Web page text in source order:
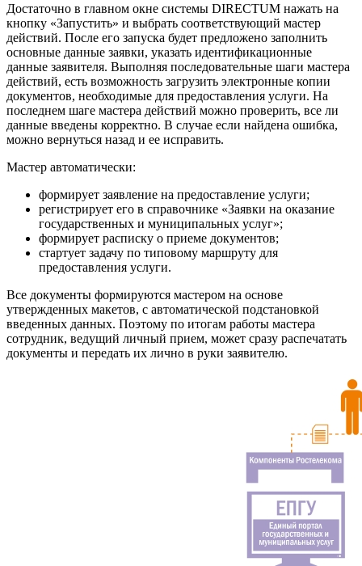
Достаточно в главном окне системы DIRECTUM нажать на
кнопку «Запустить» и выбрать соответствующий мастер
действий. После его запуска будет предложено заполнить
основные данные заявки, указать идентификационные
данные заявителя. Выполняя последовательные шаги мастера
действий, есть возможность загрузить электронные копии
документов, необходимые для предоставления услуги. На
последнем шаге мастера действий можно проверить, все ли
данные введены корректно. В случае если найдена ошибка,
можно вернуться назад и ее исправить.
Мастер автоматически:
формирует заявление на предоставление услуги;
регистрирует его в справочнике «Заявки на оказание
государственных и муниципальных услуг»;
формирует расписку о приеме документов;
стартует задачу по типовому маршруту для
предоставления услуги.
Все документы формируются мастером на основе
утвержденных макетов, с автоматической подстановкой
введенных данных. Поэтому по итогам работы мастера
сотрудник, ведущий личный прием, может сразу распечатать
документы и передать их лично в руки заявителю.